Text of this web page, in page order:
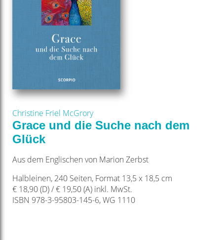
Christine Friel McGrory
Grace und die Suche nach dem
Glück
Aus dem Englischen von Marion Zerbst
Halbleinen, 240 Seiten, Format 13,5 x 18,5 cm
€ 18,90 (D) / € 19,50 (A) inkl. MwSt.
ISBN 978-3-95803-145-6, WG 1110